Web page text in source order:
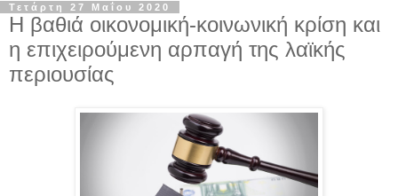
Τετάρτη 27 Μαΐου 2020
Η βαθιά οικονομική-κοινωνική κρίση και
η επιχειρούμενη αρπαγή της λαϊκής
περιουσίας